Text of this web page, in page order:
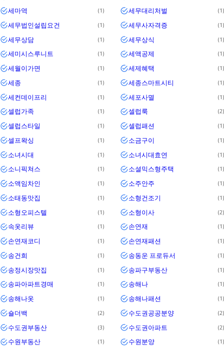
세마역 1 세무대리처벌 1
세무법인설립요건 1 세무사자격증 1
세무상담 1 세무상식 1
세미시스루니트 1 세액공제 1
세월이가면 1 세제혜택 1
세종 1 세종스마트시티 1
세컨데이프리 1 세포사멸 1
셀럽가족 1 셀럽룩 2
셀럽스타일 1 셀럽패션 1
셀프왁싱 1 소금구이 1
소녀시대 1 소녀시대효연 1
소니픽쳐스 1 소셜믹스형주택 1
소액임차인 1 소주안주 1
소태동맛집 1 소형건조기 1
소형오피스텔 1 소형이사 2
속옷리뷰 1 손연재 1
손연재코디 1 손연재패션 1
송건희 1 송동운 프로듀서 1
송정시장맛집 1 송파구부동산 1
송파아파트경매 1 송해나 1
송해나옷 1 송해나패션 1
숄더백 2 수도권공공분양 2
수도권부동산 3 수도권아파트 2
수원부동산 1 수원분양 1